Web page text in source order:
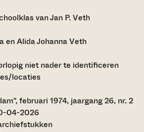
van Jan P. Veth
en Alida Johanna Veth
niet nader te identificeren
locaties
februari 1974, jaargang 26, nr. 2
04-2026